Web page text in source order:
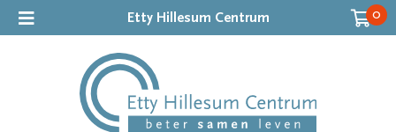
Etty Hillesum Centrum 0